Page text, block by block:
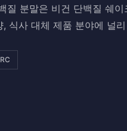
질 분말은 비건 단백질 쉐
식사 대체 제품 분야에 널